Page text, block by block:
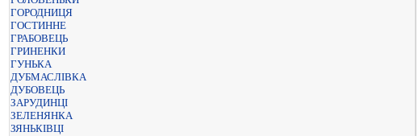
ГОРОДНИЦЯ
ГОСТИННЕ
ГРАБОВЕЦЬ
ГРИНЕНКИ
ГУНЬКА
ДУБМАСЛІВКА
ДУБОВЕЦЬ
ЗАРУДИНЦІ
ЗЕЛЕНЯНКА
ЗЯНЬКІВЦІ